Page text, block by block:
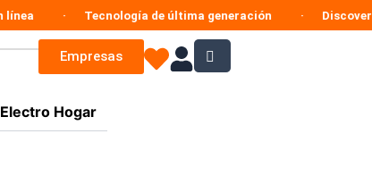
Tecnología de última generación Discovery
Empresas
Electro Hogar